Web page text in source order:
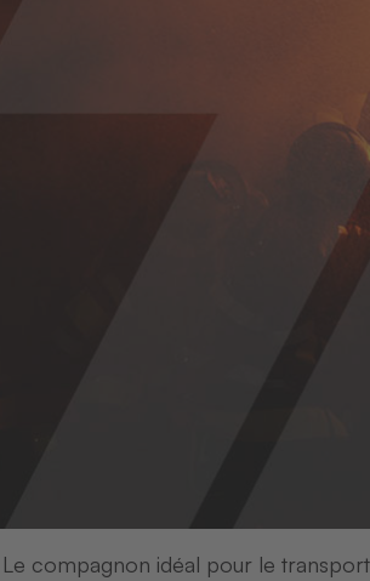
Le compagnon idéal pour le